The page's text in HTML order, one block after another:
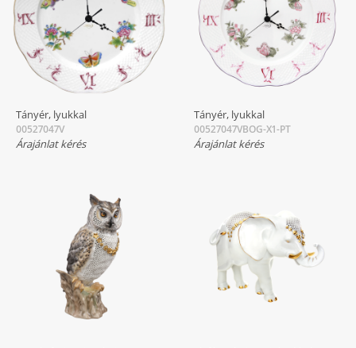
Tányér, lyukkal
00527047V
Árajánlat kérés
Tányér, lyukkal
00527047VBOG-X1-PT
Árajánlat kérés